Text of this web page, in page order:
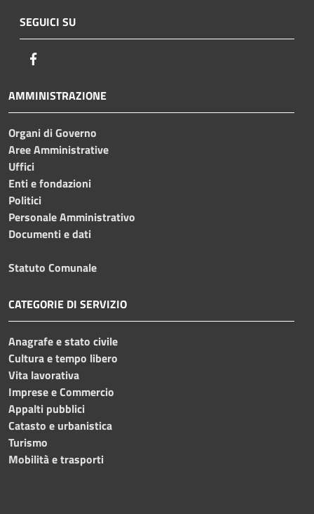
SEGUICI SU
AMMINISTRAZIONE
Organi di Governo
Aree Amministrative
Uffici
Enti e fondazioni
Politici
Personale Amministrativo
Documenti e dati
Statuto Comunale
CATEGORIE DI SERVIZIO
Anagrafe e stato civile
Cultura e tempo libero
Vita lavorativa
Imprese e Commercio
Appalti pubblici
Catasto e urbanistica
Turismo
Mobilità e trasporti